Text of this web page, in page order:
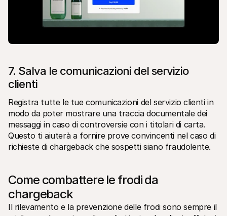
7. Salva le comunicazioni del servizio
clienti
Registra tutte le tue comunicazioni del servizio clienti in
modo da poter mostrare una traccia documentale dei
messaggi in caso di controversie con i titolari di carta.
Questo ti aiuterà a fornire prove convincenti nel caso di
richieste di chargeback che sospetti siano fraudolente.
Come combattere le frodi da
chargeback
Il rilevamento e la prevenzione delle frodi sono sempre il